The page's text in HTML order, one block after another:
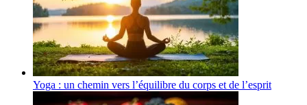
Yoga : un chemin vers l’équilibre du corps et de l’esprit